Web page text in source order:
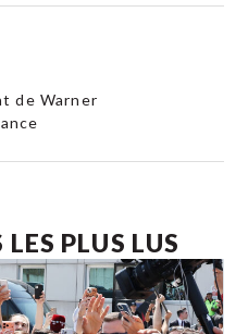
de Warner
PLUS LUS